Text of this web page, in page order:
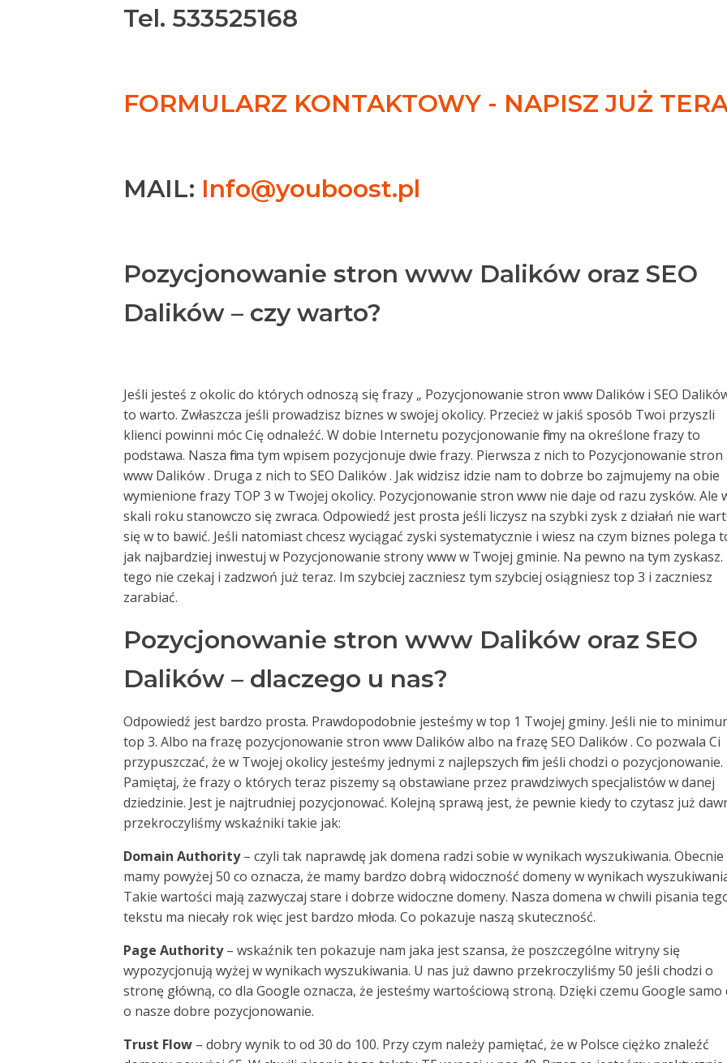
Tel. 533525168
FORMULARZ KONTAKTOWY - NAPISZ JUŻ
MAIL: Info@youboost.pl
Pozycjonowanie stron www Dalików oraz SEO
Dalików – czy warto?
Jeśli jesteś z okolic do których odnoszą się frazy „ Pozycjonowanie stron www Dalików i SEO Dalików
to warto. Zwłaszcza jeśli prowadzisz biznes w swojej okolicy. Przecież w jakiś sposób Twoi przyszli
klienci powinni móc Cię odnaleźć. W dobie Internetu pozycjonowanie firmy na określone frazy to
podstawa. Nasza firma tym wpisem pozycjonuje dwie frazy. Pierwsza z nich to Pozycjonowanie stron
www Dalików . Druga z nich to SEO Dalików . Jak widzisz idzie nam to dobrze bo zajmujemy na obie
wymienione frazy TOP 3 w Twojej okolicy. Pozycjonowanie stron www nie daje od razu zysków. Ale
skali roku stanowczo się zwraca. Odpowiedź jest prosta jeśli liczysz na szybki zysk z działań nie
się w to bawić. Jeśli natomiast chcesz wyciągać zyski systematycznie i wiesz na czym biznes polega
jak najbardziej inwestuj w Pozycjonowanie strony www w Twojej gminie. Na pewno na tym zyskasz.
tego nie czekaj i zadzwoń już teraz. Im szybciej zaczniesz tym szybciej osiągniesz top 3 i zaczniesz
zarabiać.
Pozycjonowanie stron www Dalików oraz SEO
Dalików – dlaczego u nas?
Odpowiedź jest bardzo prosta. Prawdopodobnie jesteśmy w top 1 Twojej gminy. Jeśli nie to
top 3. Albo na frazę pozycjonowanie stron www Dalików albo na frazę SEO Dalików . Co pozwala Ci
przypuszczać, że w Twojej okolicy jesteśmy jednymi z najlepszych firm jeśli chodzi o pozycjonowanie.
Pamiętaj, że frazy o których teraz piszemy są obstawiane przez prawdziwych specjalistów w danej
dziedzinie. Jest je najtrudniej pozycjonować. Kolejną sprawą jest, że pewnie kiedy to czytasz już
przekroczyliśmy wskaźniki takie jak:
Domain Authority– czyli tak naprawdę jak domena radzi sobie w wynikach wyszukiwania. Obecnie
mamy powyżej 50 co oznacza, że mamy bardzo dobrą widoczność domeny w wynikach
Takie wartości mają zazwyczaj stare i dobrze widoczne domeny. Nasza domena w chwili pisania
tekstu ma niecały rok więc jest bardzo młoda. Co pokazuje naszą skuteczność.
Page Authority– wskaźnik ten pokazuje nam jaka jest szansa, że poszczególne witryny się
wypozycjonują wyżej w wynikach wyszukiwania. U nas już dawno przekroczyliśmy 50 jeśli chodzi o
stronę główną, co dla Google oznacza, że jesteśmy wartościową stroną. Dzięki czemu Google samo
o nasze dobre pozycjonowanie.
Trust Flow – dobry wynik to od 30 do 100. Przy czym należy pamiętać, że w Polsce ciężko znaleźć